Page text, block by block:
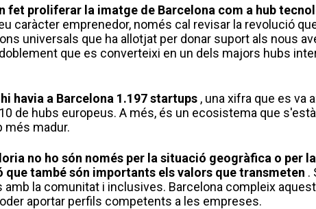
fet proliferar la imatge de Barcelona com a hub
caràcter emprenedor, només cal revisar la revolució
universals que ha allotjat per donar suport als nous
que es converteixi en un dels majors hubs
havia a Barcelona 1.197 startups , una xifra que es va
de hubs europeus. A més, és un ecosistema que
més madur.
no ho són només per la situació geogràfica o per
també són importants els valors que transmeten .
la comunitat i inclusives. Barcelona compleix
aportar perfils competents a les empreses.